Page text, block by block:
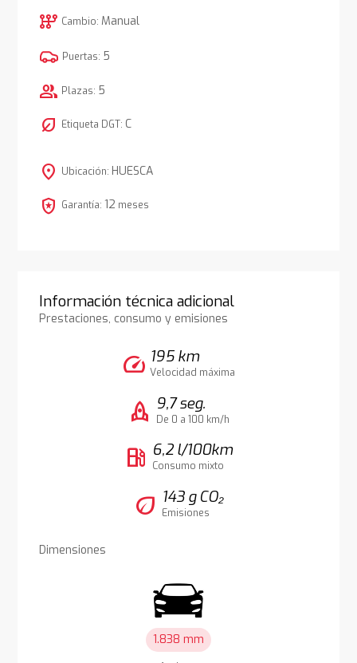
auto_transmission Cambio: Manual
Puertas: 5
group Plazas: 5
nest_eco_leaf Etiqueta DGT: C
location_on Ubicación: HUESCA
local_police Garantía: 12 meses
Información técnica adicional
Prestaciones, consumo y emisiones
speed 195 km
Velocidad máxima
rocket 9,7 seg.
De 0 a 100 km/h
local_gas_station 6,2 l/100km
Consumo mixto
eco 143 g CO₂
Emisiones
Dimensiones
1.838 mm